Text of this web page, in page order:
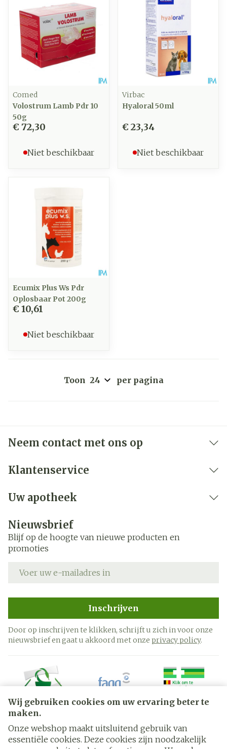
Wij gebruiken cookies om uw ervaring beter te
maken.
Onze webshop maakt uitsluitend gebruik van
essentiële cookies. Deze cookies zijn noodzakelijk
Comed
Volostrum Lamb Pdr 10
50g
€ 72,30
Niet beschikbaar
Virbac
Hyaloral 50ml
€ 23,34
Niet beschikbaar
Ecumix Plus Ws Pdr
Oplosbaar Pot 200g
€ 10,61
Niet beschikbaar
Toon per pagina
Neem contact met ons op
Klantenservice
Uw apotheek
Nieuwsbrief
Blijf op de hoogte van nieuwe producten en
promoties
Inschrijven
Door op inschrijven te klikken, schrijft u zich in voor onze
nieuwsbrief en gaat u akkoord met onze privacy policy.
Juridische links